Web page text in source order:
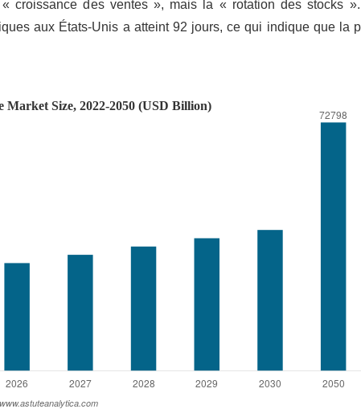
croissance des ventes », mais la « rotation des stocks
aux États-Unis a atteint 92 jours, ce qui indique que la